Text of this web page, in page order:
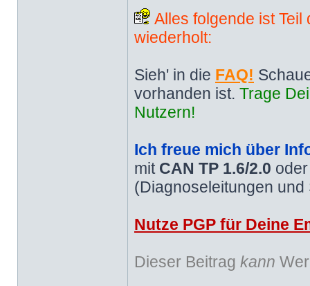
Alles folgende ist
wiederholt:
Sieh' in die FAQ!
vorhanden ist. Trage
Nutzern!
Ich freue mich über
mit CAN TP 1.6/2.0
(Diagnoseleitungen
Nutze PGP für Deine
Dieser Beitrag kann